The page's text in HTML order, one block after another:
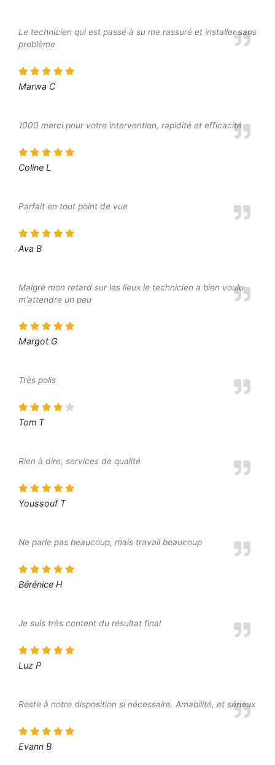
Le technicien qui est passé à su me rassuré et installer sans
problème
Marwa C
1000 merci pour votre intervention, rapidité et efficacité
Coline L
Parfait en tout point de vue
Ava B
Malgré mon retard sur les lieux le technicien a bien voulu
m'attendre un peu
Margot G
Très polis
Tom T
Rien à dire, services de qualité
Youssouf T
Ne parle pas beaucoup, mais travail beaucoup
Bérénice H
Je suis très content du résultat final
Luz P
Reste à notre disposition si nécessaire. Amabilité, et sérieux
Evann B